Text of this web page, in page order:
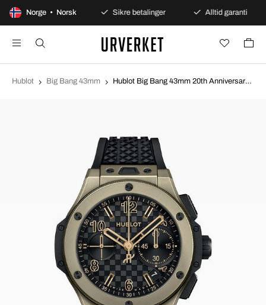
Norge • Norsk
dagers åpent kjøp Sikre betalinger Alltid garanti
Hublot Big Bang 43mm Hublot Big Bang 43mm 20th Anniversary Grå/Gummi Ø43 mm 431.MX.1330.RX